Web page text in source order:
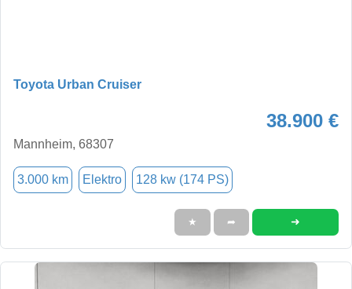
Toyota Urban Cruiser
38.900 €
Mannheim, 68307
3.000 km Elektro 128 kw (174 PS)
★ ➦ ➜